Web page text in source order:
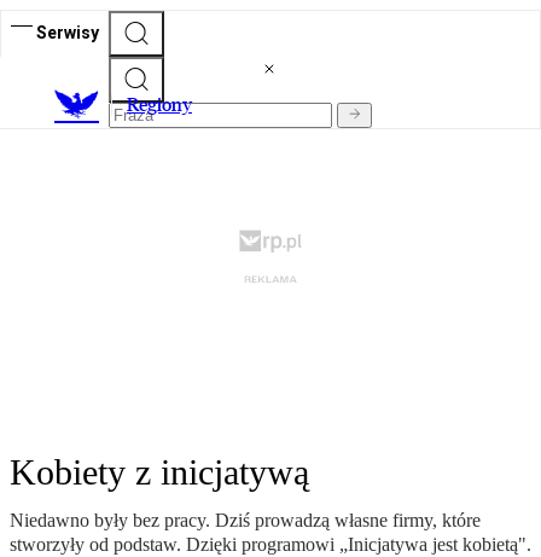
Serwisy
Regiony
Kobiety z inicjatywą
Niedawno były bez pracy. Dziś prowadzą własne firmy, które
stworzyły od podstaw. Dzięki programowi „Inicjatywa jest kobietą".